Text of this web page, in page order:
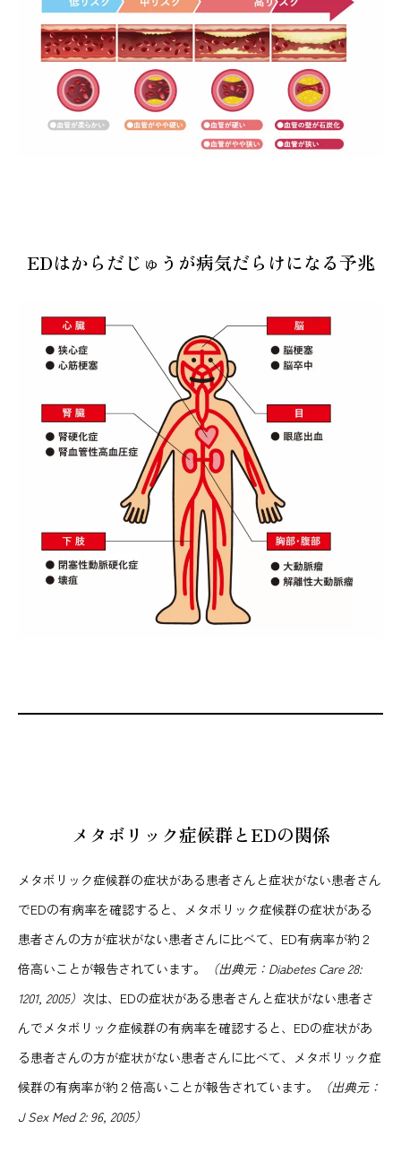
EDはからだじゅうが病気だらけになる予兆
メタボリック症候群とEDの関係
メタボリック症候群の症状がある患者さんと症状がない患者さん
でEDの有病率を確認すると、メタボリック症候群の症状がある
患者さんの方が症状がない患者さんに比べて、ED有病率が約２
倍高いことが報告されています。
（出典元：Diabetes Care 28:
1201, 2005） 次は、EDの症状がある患者さんと症状がない患者さ
んでメタボリック症候群の有病率を確認すると、EDの症状があ
る患者さんの方が症状がない患者さんに比べて、メタボリック症
候群の有病率が約２倍高いことが報告されています。
（出典元：
J Sex Med 2: 96, 2005）